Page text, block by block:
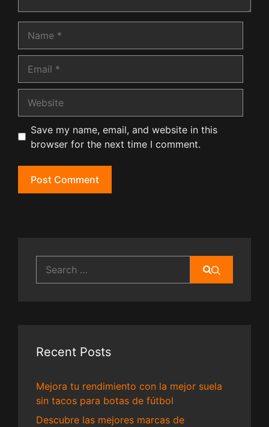
Save my name, email, and website in this
browser for the next time I comment.
for:
Recent Posts
Mejora tu rendimiento con la mejor suela
sin tacos para botas de fútbol
Descubre las mejores marcas de